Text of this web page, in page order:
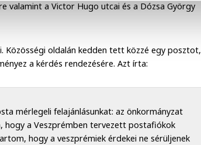
valamint a Victor Hugo utcai és a Dózsa György
Közösségi oldalán kedden tett közzé egy posztot,
a kérdés rendezésére. Azt írta:
mérlegeli felajánlásunkat: az önkormányzat
hogy a Veszprémben tervezett postafiókok
hogy a veszprémiek érdekei ne sérüljenek